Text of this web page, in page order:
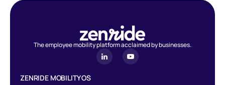
The employee mobility platform acclaimed by businesses.
ZENRIDE MOBILITY OS